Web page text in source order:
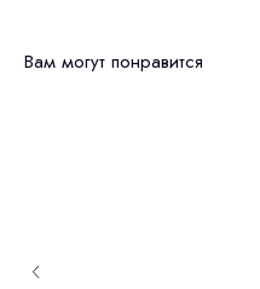
Вам могут понравится